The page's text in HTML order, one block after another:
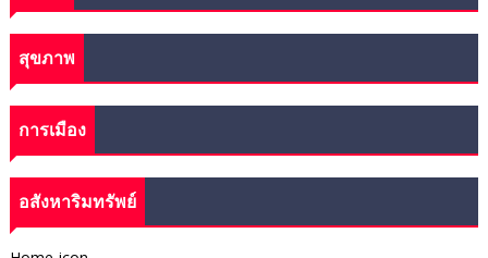
สุขภาพ
การเมือง
อสังหาริมทรัพย์